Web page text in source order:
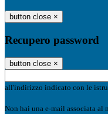
button close ×
Recupero password
button close ×
all'indirizzo indicato con le
Non hai una e-mail associata al